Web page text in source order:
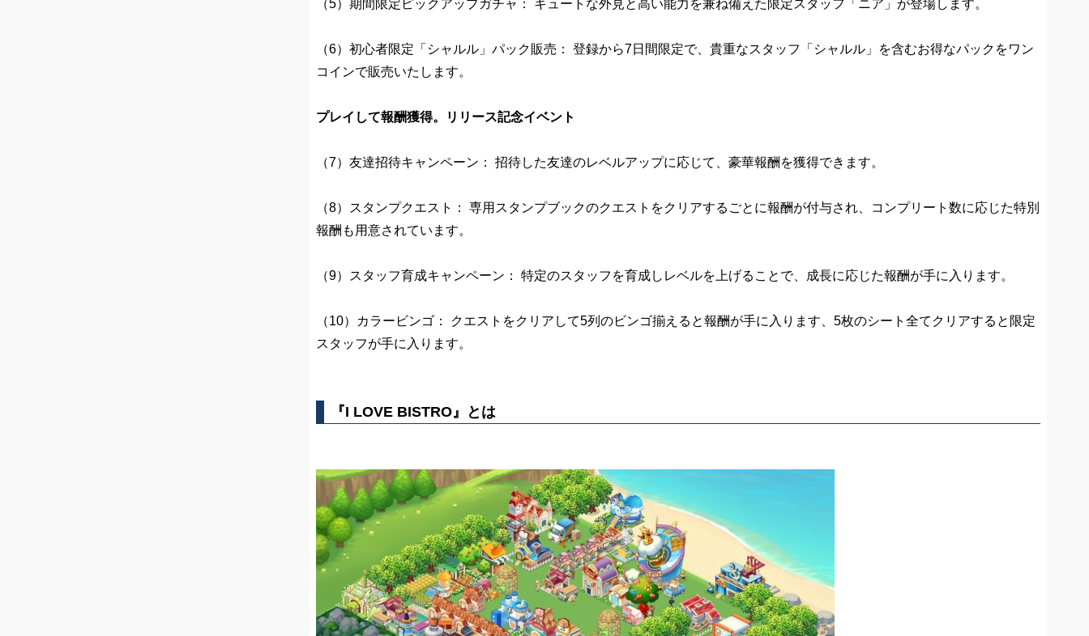
（5）期間限定ピックアップガチャ： キュートな外見と高い能力を兼ね備えた限定スタッフ「ニア」が登場します。
（6）初心者限定「シャルル」パック販売： 登録から7日間限定で、貴重なスタッフ「シャルル」を含むお得なパックをワン
コインで販売いたします。
プレイして報酬獲得。リリース記念イベント
（7）友達招待キャンペーン： 招待した友達のレベルアップに応じて、豪華報酬を獲得できます。
（8）スタンプクエスト： 専用スタンプブックのクエストをクリアするごとに報酬が付与され、コンプリート数に応じた特別
報酬も用意されています。
（9）スタッフ育成キャンペーン： 特定のスタッフを育成しレベルを上げることで、成長に応じた報酬が手に入ります。
（10）カラービンゴ： クエストをクリアして5列のビンゴ揃えると報酬が手に入ります、5枚のシート全てクリアすると限定
スタッフが手に入ります。
『I LOVE BISTRO』とは